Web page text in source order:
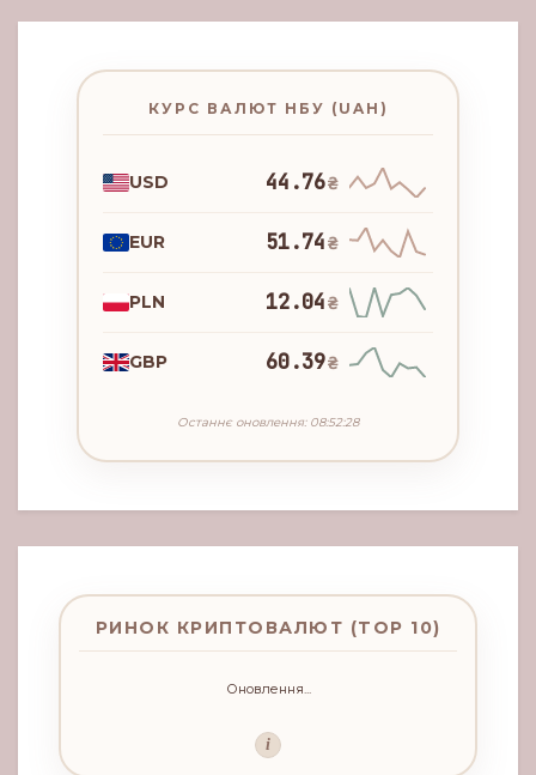
КУРС ВАЛЮТ НБУ (UAH)
USD 44.76₴
EUR 51.74₴
PLN 12.04₴
GBP 60.39₴
Останнє оновлення: 08:52:28
РИНОК КРИПТОВАЛЮТ (TOP 10)
Оновлення...
i